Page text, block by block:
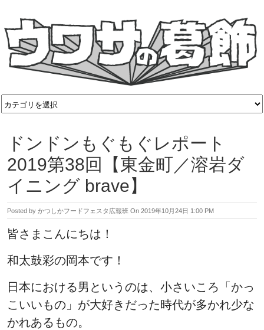
ドンドンもぐもぐレポート
2019第38回【東金町／溶岩ダ
イニング brave】
Posted by かつしかフードフェスタ広報班 On 2019年10月24日 1:00 PM
皆さまこんにちは！
和太鼓彩の岡本です！
日本における男というのは、小さいころ「かっ
こいいもの」が大好きだった時代が多かれ少な
かれあるもの。